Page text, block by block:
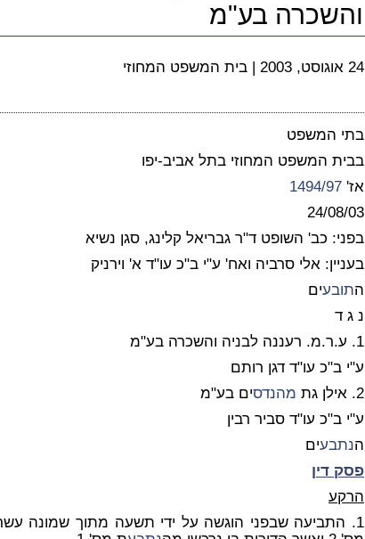
והשכרה בע"מ
24 אוגוסט, 2003 | בית המשפט המחוזי
בתי המשפט
בבית המשפט המחוזי בתל אביב-יפו
אז' 1494/97
24/08/03
בפני: כב' השופט ד"ר גבריאל קלינג, סגן נשיא
בעניין: אלי סרביה ואח' ע"י ב"כ עו"ד א' וירניק
התובעים
נ ג ד
1. ע.ר.מ. רעננה לבניה והשכרה בע"מ
ע"י ב"כ עו"ד דגן רותם
2. אילן גת
מהנדסים בע"מ
ע"י ב"כ עו"ד סביר רבין
הנתבעים
פסק דין
הרקע
1. התביעה שבפני הוגשה על ידי תשעה מתוך שמונה עשר רוכשי דירות בבנין שהקימה ה